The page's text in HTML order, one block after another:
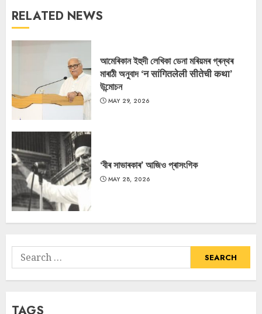
RELATED NEWS
আমেৰিকান ইহুদী লেখিকা ডেনা মৰিয়মৰ গ্ৰন্থৰ
মাৰাঠী অনুবাদ ‘न सांगितलेली सीतेची कथा’
উন্মোচন
MAY 29, 2026
‘বীৰ সাভাৰকাৰ’ আজিও প্ৰাসংগিক
MAY 28, 2026
Search
for: